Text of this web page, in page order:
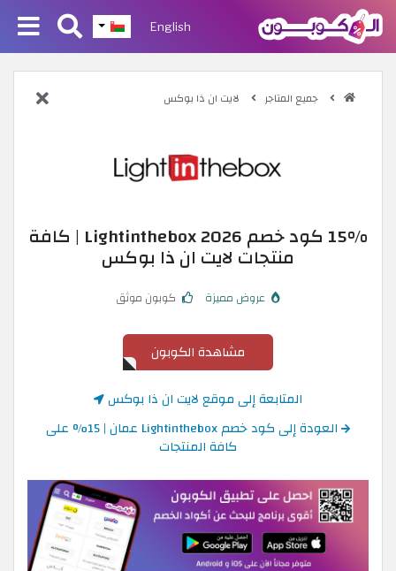
English
جميع المتاجر لايت ان ذا بوكس
15% كود خصم Lightinthebox 2026 | كافة
منتجات لايت ان ذا بوكس
عروض مميزة كوبون موثق
مشاهدة الكوبون
المتابعة إلى موقع لايت ان ذا بوكس
العودة إلى كود خصم Lightinthebox عمان | 15% على
كافة المنتجات